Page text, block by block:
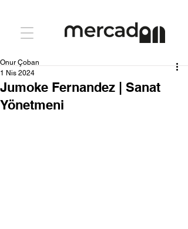
Jumoke Fernandez | Sanat
Yönetmeni
Onur Çoban
1 Nis 2024